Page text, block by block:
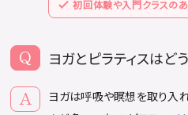
初回体験や入門クラスの
ヨガとピラティスはど
ヨガは呼吸や瞑想を取り入